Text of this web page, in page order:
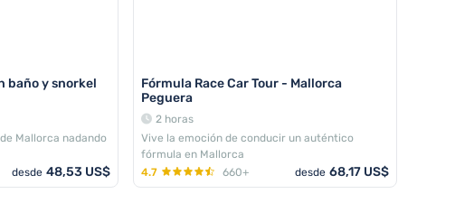
baño y snorkel
Mallorca nadando
desde 48,53 US$
Fórmula Race Car Tour - Mallorca
Peguera
2 horas
Vive la emoción de conducir un auténtico
fórmula en Mallorca
4.7
660+ desde 68,17 US$